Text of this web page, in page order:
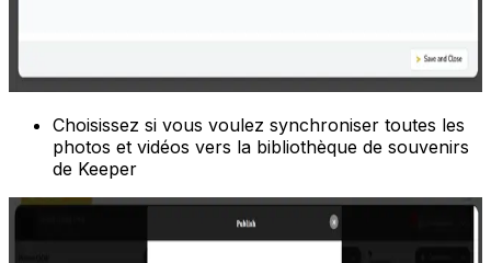
Choisissez si vous voulez synchroniser toutes les
photos et vidéos vers la bibliothèque de souvenirs
de Keeper